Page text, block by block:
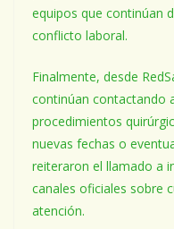
equipos que continúan
conflicto laboral.
Finalmente, desde
continúan contactando
procedimientos
nuevas fechas o
reiteraron el llamado a
canales oficiales sobre
atención.